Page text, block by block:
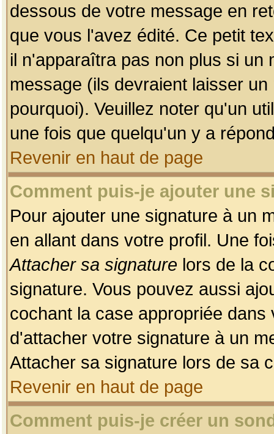
dessous de votre message en
que vous l'avez édité. Ce petit
il n'apparaîtra pas non plus si un
message (ils devraient laisser
pourquoi). Veuillez noter qu'un
une fois que quelqu'un y a
Revenir en haut de page
Comment puis-je ajouter une
Pour ajouter une signature à un
en allant dans votre profil. Une
Attacher sa signature lors de la
signature. Vous pouvez aussi
cochant la case appropriée
d'attacher votre signature à un
Attacher sa signature lors de sa
Revenir en haut de page
Comment puis-je créer un